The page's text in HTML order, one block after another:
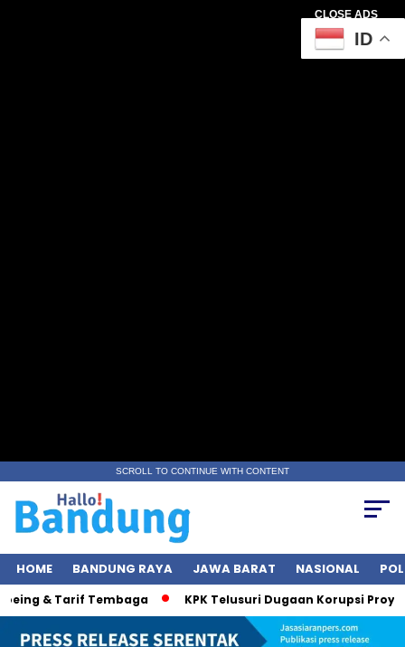
CLOSE ADS
SCROLL TO CONTINUE WITH CONTENT
HOME BANDUNG RAYA JAWA BARAT NASIONAL
& Tarif Tembaga KPK Telusuri Dugaan Korupsi Proyek
ID